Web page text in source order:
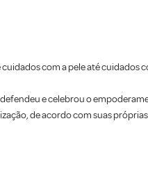
com a pele até
e celebrou o
de acordo com suas próprias